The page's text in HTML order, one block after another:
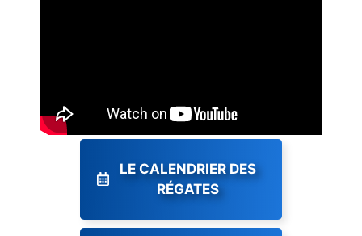
LE CALENDRIER DES
RÉGATES